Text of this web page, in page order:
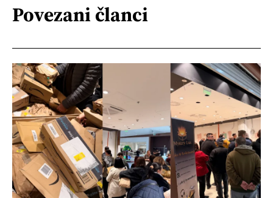
Povezani članci